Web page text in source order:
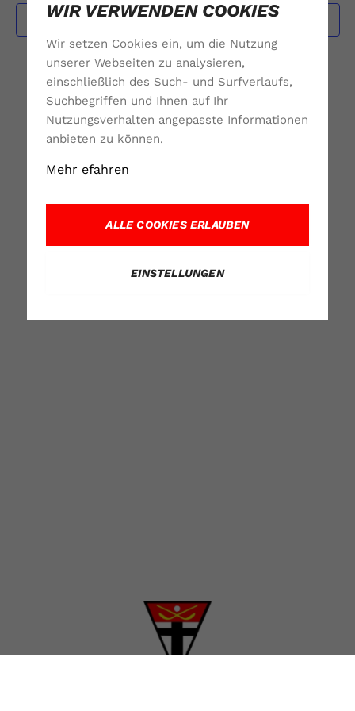
Export Events
WIR VERWENDEN COOKIES
Wir setzen Cookies ein, um die Nutzung
unserer Webseiten zu analysieren,
einschließlich des Such- und Surfverlaufs,
Suchbegriffen und Ihnen auf Ihr
Nutzungsverhalten angepasste Informationen
anbieten zu können.
Mehr efahren
ALLE COOKIES ERLAUBEN
EINSTELLUNGEN